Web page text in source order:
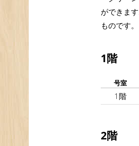
ができま
ものです。
1階
号室
1階
2階